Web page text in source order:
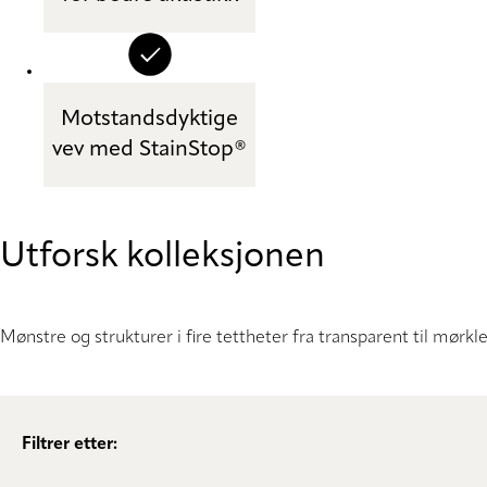
Motstandsdyktige
vev med StainStop®
Utforsk kolleksjonen
Mønstre og strukturer i fire tettheter fra transparent til
Filtrer etter: